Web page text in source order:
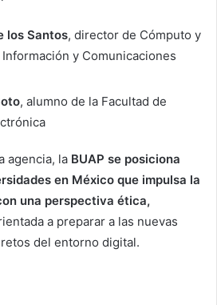
los Santos, director de Cómputo y
y Comunicaciones
, alumno de la Facultad de
agencia, la BUAP se posiciona
en México que impulsa la
una perspectiva ética,
a preparar a las nuevas
del entorno digital.